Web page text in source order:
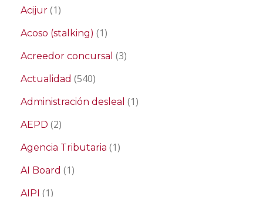
Acijur (1)
Acoso (stalking) (1)
Acreedor concursal (3)
Actualidad (540)
Administración desleal (1)
AEPD (2)
Agencia Tributaria (1)
AI Board (1)
AIPI (1)